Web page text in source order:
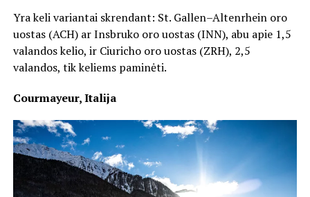
Yra keli variantai skrendant: St. Gallen–Altenrhein oro
uostas (ACH) ar Insbruko oro uostas (INN), abu apie 1,5
valandos kelio, ir Ciuricho oro uostas (ZRH), 2,5
valandos, tik keliems paminėti.
Courmayeur, Italija